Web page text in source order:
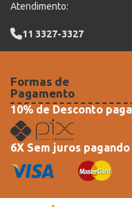
Atendimento:
11 3327-3327
Formas de
Pagamento
10% de Desconto
6X Sem juros pagando